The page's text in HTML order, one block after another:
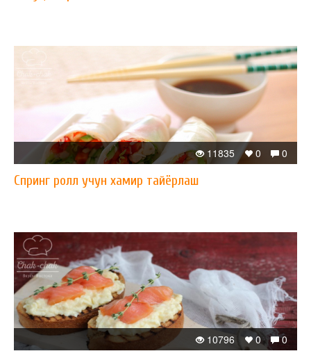
0
0
11835
​Спринг ролл учун хамир тайёрлаш
0
0
10796